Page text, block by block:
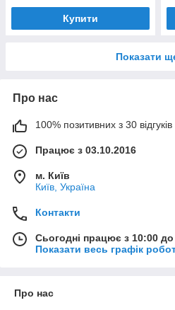
Купити
Показати
Про нас
100% позитивних з 30 відгуків
Працює з 03.10.2016
м. Київ
Київ, Україна
Контакти
Сьогодні працює з 10:00
Показати весь графік
Про нас